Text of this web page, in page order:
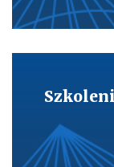
Kieruje